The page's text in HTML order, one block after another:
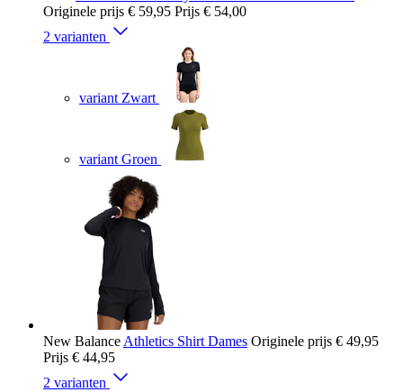
Originele prijs € 59,95 Prijs € 54,00
2 varianten
variant Zwart
variant Groen
New Balance Athletics Shirt Dames Originele prijs € 49,95
Prijs € 44,95
2 varianten